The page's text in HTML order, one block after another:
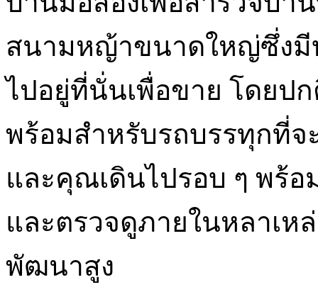
สนามหญ้าขนาดใหญ่ซึ่งมี
ไปอยู่ที่นั่นเพื่อขาย โดยป
พร้อมสำหรับรถบรรทุกที่
และคุณเดินไปรอบ ๆ พร้
และตรวจดูภายในหลาเ
พัฒนาสูง